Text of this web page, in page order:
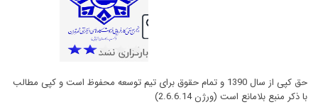
حق کپی از سال 1390 و تمام حقوق برای تیم توسعه محفوظ است و کپی مطالب
با ذکر منبع بلامانع است (ورژن 2.6.6.14)